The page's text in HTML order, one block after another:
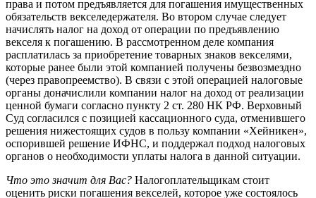
права и потом предъявляется для погашения имущественных
обязательств векселедержателя. Во втором случае следует
начислять налог на доход от операции по предъявлению
векселя к погашению. В рассмотренном деле компания
расплатилась за приобретение товарных знаков векселями,
которые ранее были этой компанией получены безвозмездно
(через правопреемство). В связи с этой операцией налоговые
органы доначислили компании налог на доход от реализации
ценной бумаги согласно пункту 2 ст. 280 НК РФ. Верховный
Суд согласился с позицией кассационного суда, отменившего
решения нижестоящих судов в пользу компании «Хейникен»,
оспорившей решение ИФНС, и поддержал подход налоговых
органов о необходимости уплаты налога в данной ситуации.
Что это значит для Вас? Налогоплательщикам стоит
оценить риски погашения векселей, которое уже состоялось